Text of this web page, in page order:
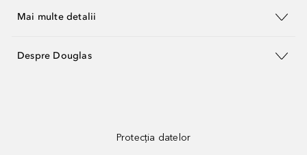
Mai multe detalii
Despre Douglas
Protecția datelor